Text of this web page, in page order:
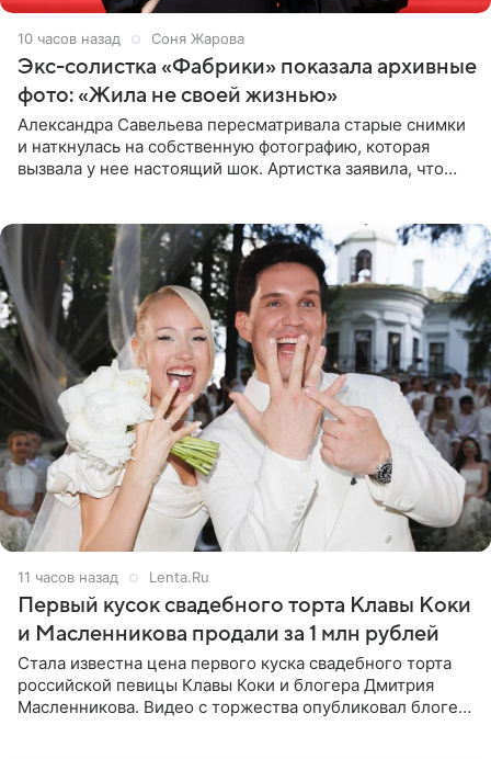
10 часов назад Соня Жарова
Экс-солистка «Фабрики» показала архивные
фото: «Жила не своей жизнью»
Александра Савельева пересматривала старые снимки
и наткнулась на собственную фотографию, которая
вызвала у нее настоящий шок. Артистка заявила, что
11 часов назад Lenta.Ru
Первый кусок свадебного торта Клавы Коки
и Масленникова продали за 1 млн рублей
Стала известна цена первого куска свадебного торта
российской певицы Клавы Коки и блогера Дмитрия
Масленникова. Видео с торжества опубликовал блогер